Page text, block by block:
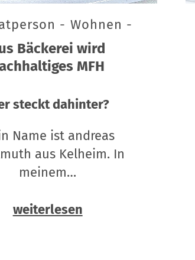
- Wohnen -
Bäckerei wird
MFH
steckt dahinter?
Name ist andreas
aus Kelheim. In
meinem…
weiterlesen